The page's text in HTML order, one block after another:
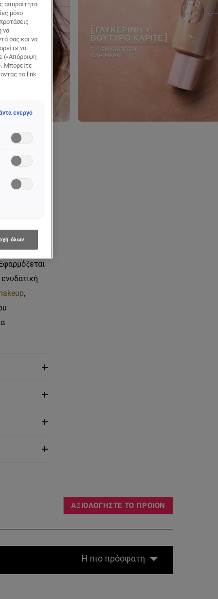
και
την φυσική
σε
γλυκερίνη
,
ΑΞΙΟΛΟΓΗΣΤΕ ΤΟ ΠΡΟΙΟΝ
Η πιο πρόσφατη
απαραίτητα
μόνο
να
σας και να
να
(«Απόρριψη
Μπορείτε
το link
ενεργό
όλων